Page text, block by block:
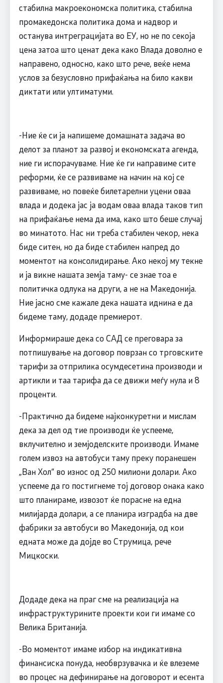
стабилна макроекономска политика, стабилна
промакедонска политика дома и надвор и
останува интреграцијата во ЕУ, но не по секоја
цена затоа што ценат дека како Влада доволно е
направено, односно, како што рече, веќе нема
услов за безусловно прифаќања на било какви
диктати или ултиматуми.
-Ние ќе си ја напишеме домашната задача во
делот за планот за развој и економската агенда,
ние ги испорачуваме. Ние ќе ги направиме сите
реформи, ќе се развиваме на начин на кој се
развиваме, но повеќе билетарелни уцени оваа
влада и додека јас ја водам оваа влада таков тип
на прифаќање нема да има, како што беше случај
во минатото. Нас ни треба стабилен чекор, нека
биде ситен, но да биде стабилен напред до
моментот на консолидирање. Ако некој му текне
и ја викне нашата земја таму- се знае тоа е
политичка одлука на други, а не на Македонија.
Ние јасно сме кажале дека нашата иднина е да
бидеме таму, додаде премиерот.
Информираше дека со САД се преговара за
потпишување на договор поврзан со трговските
тарифи за отприлика осумдесетина производи и
артикли и таа тарифа да се движи меѓу нула и 8
проценти.
-Практично да бидеме најконкуретни и мислам
дека за дел од тие производи ќе успееме,
вклучително и земјоделските производи. Имаме
голем извоз на автобуси таму преку поранешен
„Ван Хол“ во износ од 250 милиони долари. Ако
успееме да го постигнеме тој договор онака како
што планираме, извозот ќе порасне на една
милијарда долари, а се планира изградба на две
фабрики за автобуси во Македонија, од кои
едната може да дојде во Струмица, рече
Мицкоски.
Додаде дека на праг сме на реализација на
инфраструктурините проекти кои ги имаме со
Велика Британија.
-Во моментот имаме избор на индикативна
финансиска понуда, необврзувачка и ќе влеземе
во процес на дефинирање на договорот и есента